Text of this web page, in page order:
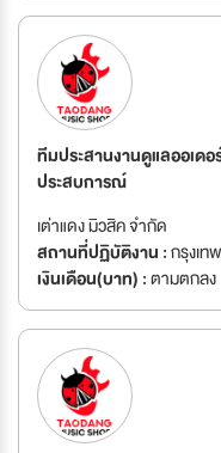
ทีมประสานงานดูแลออเด
ประสบการณ์
เต่าแดง มิวสิค จำกัด
สถานที่ปฏิบัติงาน :กรุงเท
เงินเดือน(บาท) :ตามตกลง